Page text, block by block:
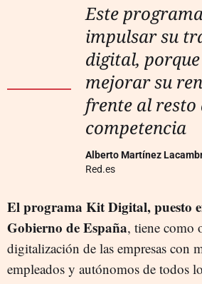
Este
impulsar su
digital,
mejorar su
frente al resto
competencia
Alberto Martínez
Red.es
El programa Kit Digital, puesto
Gobierno de España, tiene como
digitalización de las empresas con
empleados y autónomos de todos